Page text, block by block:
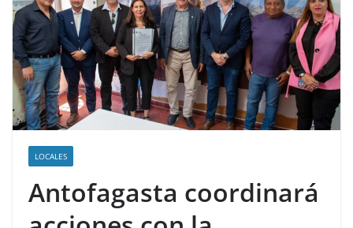
LOCALES
Antofagasta coordinará